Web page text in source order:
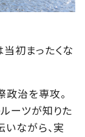
初まったくな
政治を専攻。
ーツが知りた
いながら、実